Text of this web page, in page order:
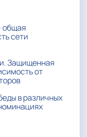
общая
сети
Защищенная
от
в различных